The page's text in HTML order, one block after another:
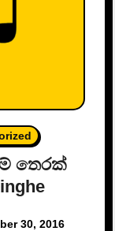
තෙරක්
30, 2016